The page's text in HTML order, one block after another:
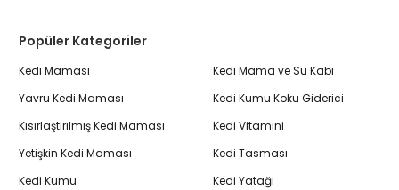
Popüler Kategoriler
Kedi Maması
Yavru Kedi Maması
Kısırlaştırılmış Kedi Maması
Yetişkin Kedi Maması
Kedi Kumu
Kedi Mama ve Su Kabı
Kedi Kumu Koku Giderici
Kedi Vitamini
Kedi Tasması
Kedi Yatağı